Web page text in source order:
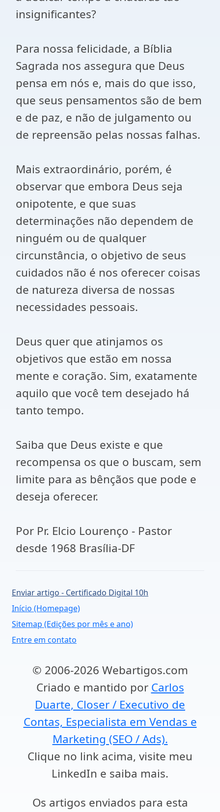
insignificantes?
Para nossa felicidade, a Bíblia
Sagrada nos assegura que Deus
pensa em nós e, mais do que isso,
que seus pensamentos são de bem
e de paz, e não de julgamento ou
de repreensão pelas nossas falhas.
Mais extraordinário, porém, é
observar que embora Deus seja
onipotente, e que suas
determinações não dependem de
ninguém ou de qualquer
circunstância, o objetivo de seus
cuidados não é nos oferecer coisas
de natureza diversa de nossas
necessidades pessoais.
Deus quer que atinjamos os
objetivos que estão em nossa
mente e coração. Sim, exatamente
aquilo que você tem desejado há
tanto tempo.
Saiba que Deus existe e que
recompensa os que o buscam, sem
limite para as bênçãos que pode e
deseja oferecer.
Por Pr. Elcio Lourenço - Pastor
desde 1968 Brasília-DF
Enviar artigo - Certificado Digital 10h
Início (Homepage)
Sitemap (Edições por mês e ano)
Entre em contato
© 2006-2026 Webartigos.com
Criado e mantido por Carlos
Duarte, Closer / Executivo de
Contas, Especialista em Vendas e
Marketing (SEO / Ads).
Clique no link acima, visite meu
LinkedIn e saiba mais.
Os artigos enviados para esta